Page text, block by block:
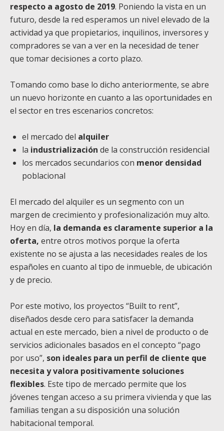
respecto a agosto de 2019. Poniendo la vista en un
futuro, desde la red esperamos un nivel elevado de la
actividad ya que propietarios, inquilinos, inversores y
compradores se van a ver en la necesidad de tener
que tomar decisiones a corto plazo.
Tomando como base lo dicho anteriormente, se abre
un nuevo horizonte en cuanto a las oportunidades en
el sector en tres escenarios concretos:
el mercado del alquiler
la industrialización de la construcción residencial
los mercados secundarios con menor densidad
poblacional
El mercado del alquiler es un segmento con un
margen de crecimiento y profesionalización muy alto.
Hoy en día, la demanda es claramente superior a la
oferta, entre otros motivos porque la oferta
existente no se ajusta a las necesidades reales de los
españoles en cuanto al tipo de inmueble, de ubicación
y de precio.
Por este motivo, los proyectos “Built to rent”,
diseñados desde cero para satisfacer la demanda
actual en este mercado, bien a nivel de producto o de
servicios adicionales basados en el concepto “pago
por uso”, son ideales para un perfil de cliente que
necesita y valora positivamente soluciones
flexibles. Este tipo de mercado permite que los
jóvenes tengan acceso a su primera vivienda y que las
familias tengan a su disposición una solución
habitacional temporal.